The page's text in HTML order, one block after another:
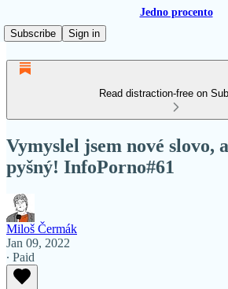
Jedno procento
Subscribe
Sign in
Read distraction-free on
Vymyslel jsem nové slovo,
pyšný! InfoPorno#61
Miloš Čermák
Jan 09, 2022
∙ Paid